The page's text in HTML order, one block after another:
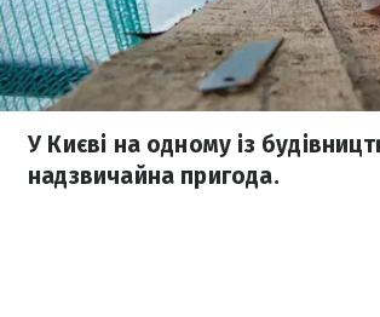
У Києві на одному із
надзвичайна пригода.